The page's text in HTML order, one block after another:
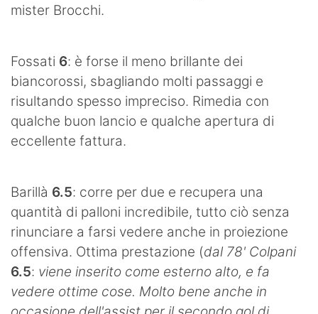
mister Brocchi.
Fossati 6: è forse il meno brillante dei
biancorossi, sbagliando molti passaggi e
risultando spesso impreciso. Rimedia con
qualche buon lancio e qualche apertura di
eccellente fattura.
Barillà 6.5: corre per due e recupera una
quantità di palloni incredibile, tutto ciò senza
rinunciare a farsi vedere anche in proiezione
offensiva. Ottima prestazione (dal 78' Colpani
6.5: viene inserito come esterno alto, e fa
vedere ottime cose. Molto bene anche in